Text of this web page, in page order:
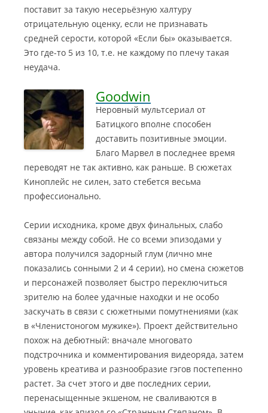
поставит за такую несерьёзную халтуру
отрицательную оценку, если не признавать
средней серости, которой «Если бы» оказывается.
Это где-то 5 из 10, т.е. не каждому по плечу такая
неудача.
Goodwin
Неровный мультсериал от
Батицкого вполне способен
доставить позитивные эмоции.
Благо Марвел в последнее время
переводят не так активно, как раньше. В сюжетах
Киноплейс не силен, зато стебется весьма
профессионально.
Серии исходника, кроме двух финальных, слабо
связаны между собой. Не со всеми эпизодами у
автора получился задорный глум (лично мне
показались сонными 2 и 4 серии), но смена сюжетов
и персонажей позволяет быстро переключиться
зрителю на более удачные находки и не особо
заскучать в связи с сюжетными помутнениями (как
в «Членистоногом мужике»). Проект действительно
похож на дебютный: вначале многовато
подстрочника и комментирования видеоряда, затем
уровень креатива и разнообразие гэгов постепенно
растет. За счет этого и две последних серии,
перенасыщенные экшеном, не сваливаются в